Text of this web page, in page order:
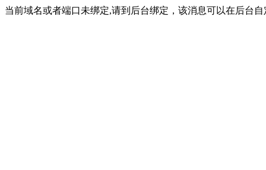
当前域名或者端口未绑定,请到后台绑定，该消息可以在后台自